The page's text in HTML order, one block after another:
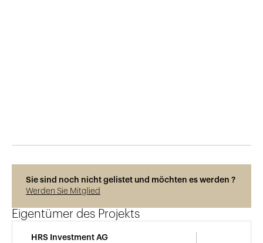
Sie sind noch nicht gelistet und möchten es werden ?
Werden Sie Mitglied
Eigentümer des Projekts
HRS Investment AG